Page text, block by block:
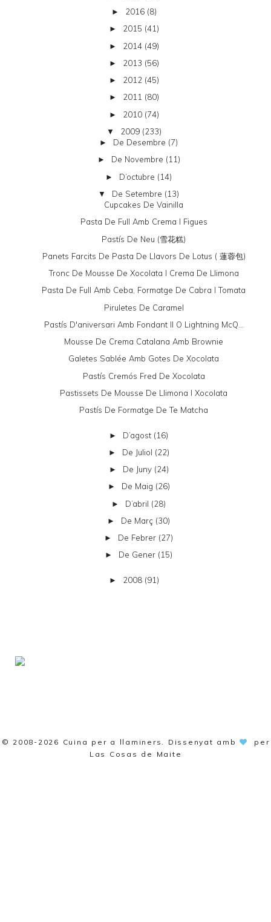
► 2016 (8)
► 2015 (41)
► 2014 (49)
► 2013 (56)
► 2012 (45)
► 2011 (80)
► 2010 (74)
▼ 2009 (233)
► De Desembre (7)
► De Novembre (11)
► D’octubre (14)
▼ De Setembre (13)
Cupcakes De Vainilla
Pasta De Full Amb Crema I Figues
Pastís De Neu (雪花糕)
Panets Farcits De Pasta De Llavors De Lotus ( 蓮蓉包)
Tronc De Mousse De Xocolata I Crema De Llimona
Pasta De Full Amb Ceba, Formatge De Cabra I Tomata
Piruletes De Caramel
Pastís D'aniversari Amb Fondant II O Lightning McQ...
Mousse De Crema Catalana Amb Brownie
Galetes Sablée Amb Gotes De Xocolata
Pastís Cremós Fred De Xocolata
Pastissets De Mousse De Llimona I Xocolata
Pastís De Formatge De Te Matcha
► D’agost (16)
► De Juliol (22)
► De Juny (24)
► De Maig (26)
► D’abril (28)
► De Març (30)
► De Febrer (27)
► De Gener (15)
► 2008 (91)
© 2008-2026 Cuina per a llaminers . Dissenyat amb
per
Las Cosas de Maite